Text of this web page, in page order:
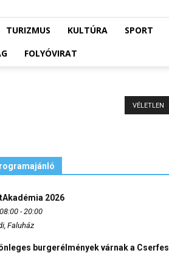
TURIZMUS KULTÚRA
SPORT
FOLYÓVIRAT
VÉLETLEN
2026
- 20:00
Faluház
burgerélmények várnak a Cserfes